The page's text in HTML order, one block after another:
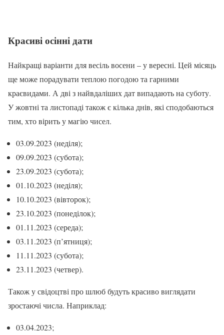
Красиві осінні дати
Найкращі варіанти для весіль восени – у вересні. Цей місяць
ще може порадувати теплою погодою та гарними
краєвидами. А дві з найвдаліших дат випадають на суботу.
У жовтні та листопаді також є кілька днів, які сподобаються
тим, хто вірить у магію чисел.
03.09.2023 (неділя);
09.09.2023 (субота);
23.09.2023 (субота);
01.10.2023 (неділя);
10.10.2023 (вівторок);
23.10.2023 (понеділок);
01.11.2023 (середа);
03.11.2023 (п’ятниця);
11.11.2023 (субота);
23.11.2023 (четвер).
Також у свідоцтві про шлюб будуть красиво виглядати
зростаючі числа. Наприклад:
03.04.2023;